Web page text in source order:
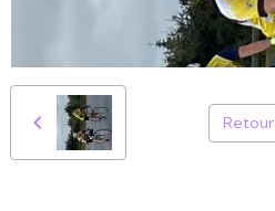
Retour